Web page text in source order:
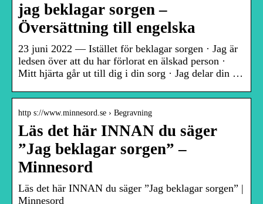
jag beklagar sorgen –
Översättning till engelska
23 juni 2022 — Istället för beklagar sorgen · Jag är
ledsen över att du har förlorat en älskad person ·
Mitt hjärta går ut till dig i din sorg · Jag delar din …
http s://www.minnesord.se › Begravning
Läs det här INNAN du säger
”Jag beklagar sorgen” –
Minnesord
Läs det här INNAN du säger ”Jag beklagar sorgen” |
Minnesord